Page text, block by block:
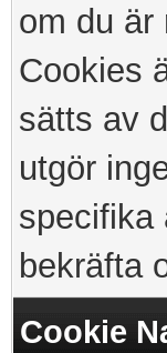
om du är
Cookies
sätts av
utgör
specifika
bekräfta
Cookie